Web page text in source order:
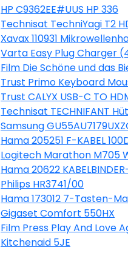
HP C9362EE#UUS HP 336
Technisat TechniYagi T2
Xavax 110931
Varta Easy Plug Charger
Film Die Schöne und das
Trust Primo Keyboard
Trust CALYX USB-C TO
Technisat TECHNIFANT
Samsung
Hama 205251 F-KABEL
Logitech Marathon M705
Hama 20622
Philips HR3741/00
Hama 173012 7-Tasten-
Gigaset Comfort 550HX
Film Press Play And Love
Kitchenaid 5JE